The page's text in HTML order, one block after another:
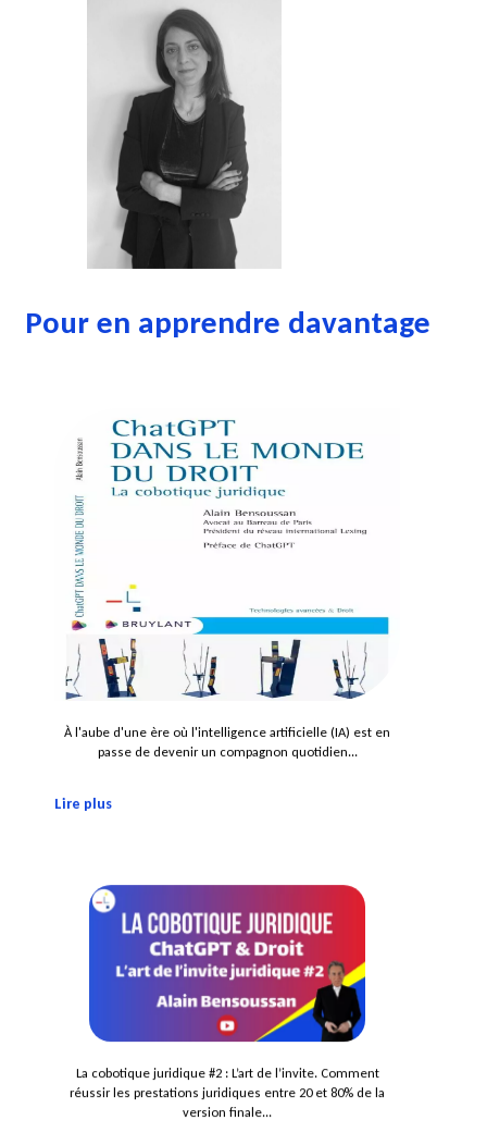
Pour en apprendre davantage
À l'aube d'une ère où l'intelligence artificielle (IA) est en
passe de devenir un compagnon quotidien...
Lire plus
La cobotique juridique #2 : L’art de l’invite. Comment
réussir les prestations juridiques entre 20 et 80% de la
version finale...